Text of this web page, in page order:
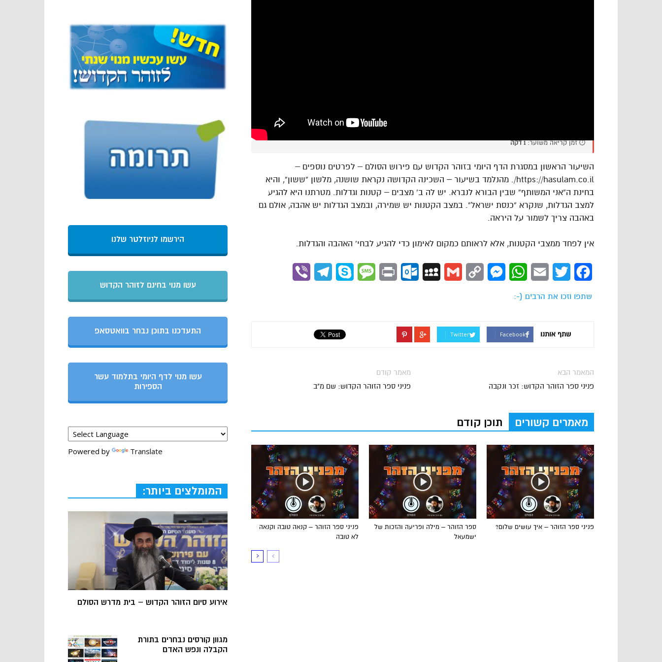
⏱️ זמן קריאה משוער:1 דקה
השיעור הראשון במסגרת הדף היומי בזוהר הקדוש עם פירוש הסולם – לפרטים נוספים –
https://hasulam.co.il/. מהנלמד בשיעור – השכינה הקדושה נקראת שושנה, מלשון “ששון”, והיא
בחינת ה”אני המשותף” שבין הבורא לנברא. יש לה ב’ מצבים – קטנות וגדלות. מטרתנו היא להגיע
למצב הגדלות, שנקרא “כנסת ישראל”. במצב הקטנות יש שמירה, ובמצב הגדלות יש אהבה, אולם גם
באהבה צריך לשמור על היראה.
אין לפחד ממצבי הקטנות, אלא לראותם כמקום לאימון כדי להגיע לבחי’ האהבה והגדלות.
Facebook
Twitter
Email
WhatsApp
Messenger
Copy
Gmail
MySpace
Outlook.com
Print
Message
Skype
Telegram
שתפו וזכו את הרבים (-:
שתף אותנו Facebook
Twitter
מאמר קודם
פניני ספר הזוהר הקדוש: שם מ"ב
המאמר הבא
פניני ספר הזוהר הקדוש: זכר ונקבה
מאמרים קשורים תוכן קודם
פניני ספר הזוהר – קנאה טובה וקנאה
לא טובה
ספר הזוהר – מילה ופריעה והזכות של
ישמעאל
פניני ספר הזוהר – איך עושים שלום?
הירשמו לניוזלטר שלנו
עשו מנוי בחינם לזוהר הקדוש
התעדכנו בתוכן נבחר בוואטסאפ
עשו מנוי לדף היומי בתלמוד עשר
הספירות
Powered by Translate
המומלצים ביותר:
אירוע סיום הזוהר הקדוש – בית מדרש הסולם
מגוון קורסים נבחרים בתורת
הקבלה ונפש האדם